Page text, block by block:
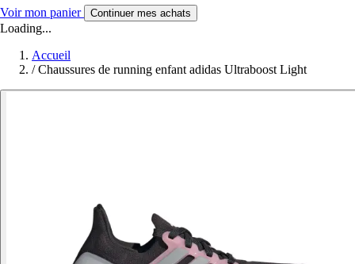
Voir mon panier Continuer mes achats
Loading...
Accueil
/ Chaussures de running enfant adidas Ultraboost Light